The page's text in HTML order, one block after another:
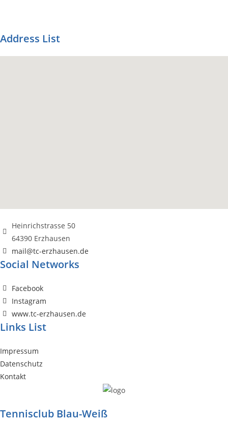
Address List
Heinrichstrasse 50
64390 Erzhausen
mail@tc-erzhausen.de
Social Networks
Facebook
Instagram
www.tc-erzhausen.de
Links List
Impressum
Datenschutz
Kontakt
Tennisclub Blau-Weiß